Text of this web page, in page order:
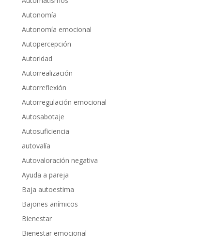
Autonomía
Autonomía emocional
Autopercepción
Autoridad
Autorrealización
Autorreflexión
Autorregulación emocional
Autosabotaje
Autosuficiencia
autovalía
Autovaloración negativa
Ayuda a pareja
Baja autoestima
Bajones anímicos
Bienestar
Bienestar emocional